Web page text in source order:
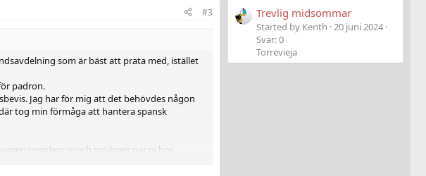
#3
som är bäst att prata med, istället
padron.
Jag har för mig att det behövdes någon
tog min förmåga att hantera spansk
(residencia)och möjligen när ni hos
Trevlig midsommar
Started by Kenth 20 juni 2024
Svar: 0
Torrevieja